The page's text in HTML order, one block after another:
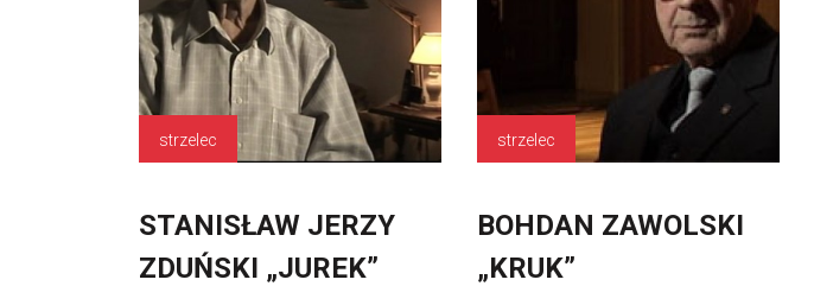
strzelec
STANISŁAW JERZY
ZDUŃSKI „JUREK”
strzelec
BOHDAN ZAWOLSKI
„KRUK”